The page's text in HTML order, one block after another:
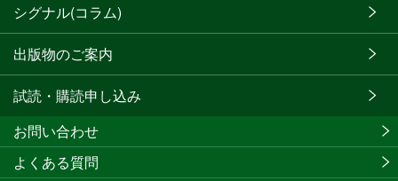
シグナル(コラム)
出版物のご案内
試読・購読申し込み
お問い合わせ
よくある質問